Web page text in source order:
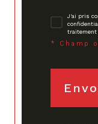
J'ai pris
traitement
* Champ